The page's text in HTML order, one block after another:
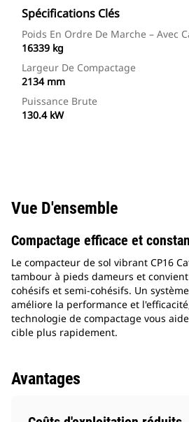
Spécifications Clés
Poids En Ordre De Marche – Avec
16339 kg
Largeur De Compactage
2134 mm
Puissance Brute
130.4 kW
Vue D'ensemble
Compactage efficace et
Le compacteur de sol vibrant CP16
tambour à pieds dameurs et
cohésifs et semi-cohésifs. Un
améliore la performance et
technologie de compactage vous
cible plus rapidement.
Avantages